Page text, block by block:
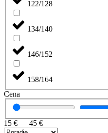
122/128
134/140
146/152
158/164
Cena
15 € — 45 €